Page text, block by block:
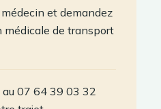
et demandez
médicale de transport
07 64 39 03 32